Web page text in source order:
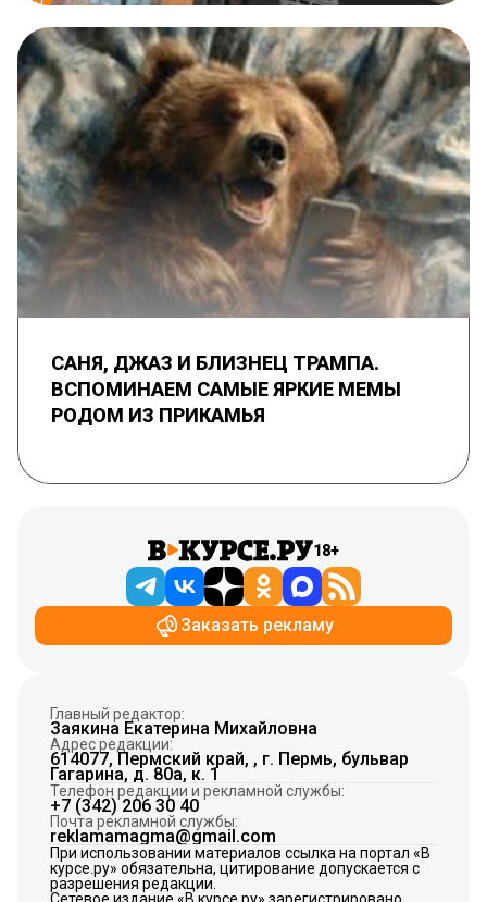
САНЯ, ДЖАЗ И БЛИЗНЕЦ ТРАМПА.
ВСПОМИНАЕМ САМЫЕ ЯРКИЕ МЕМЫ
РОДОМ ИЗ ПРИКАМЬЯ
18+
Заказать рекламу
Главный редактор:
Заякина Екатерина Михайловна
Адрес редакции:
614077, Пермский край, , г. Пермь, бульвар
Гагарина, д. 80а, к. 1
Телефон редакции и рекламной службы:
+7 (342) 206 30 40
Почта рекламной службы:
reklamamagma@gmail.com
При использовании материалов ссылка на портал «В
курсе.ру» обязательна, цитирование допускается с
разрешения редакции.
Сетевое издание «В курсе.ру» зарегистрировано